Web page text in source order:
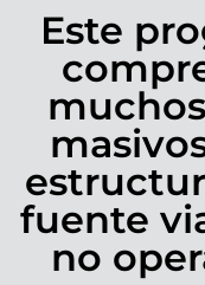
Este
fuente
no